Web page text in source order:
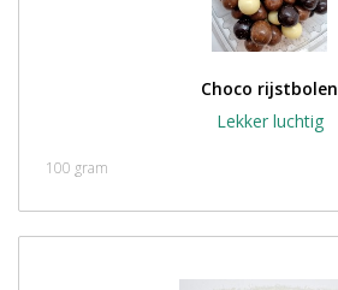
Choco rijstbolen
Lekker luchtig
100 gram